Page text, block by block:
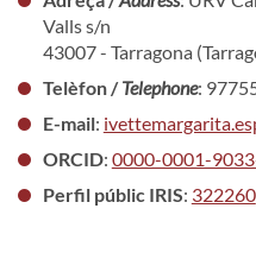
Valls s/n
43007 - Tarragona
Telèfon /Telephone:
E-mail:
ORCID: 0000-0001-
Perfil públic IRIS: 322260